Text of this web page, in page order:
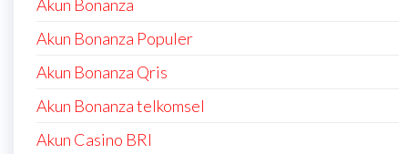
Akun Bonanza
Akun Bonanza Populer
Akun Bonanza Qris
Akun Bonanza telkomsel
Akun Casino BRI